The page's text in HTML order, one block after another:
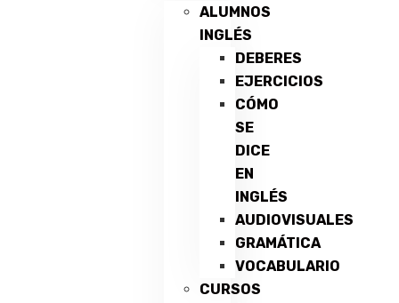
ALUMNOS
INGLÉS
DEBERES
EJERCICIOS
CÓMO
SE
DICE
EN
INGLÉS
AUDIOVISUALES
GRAMÁTICA
VOCABULARIO
CURSOS